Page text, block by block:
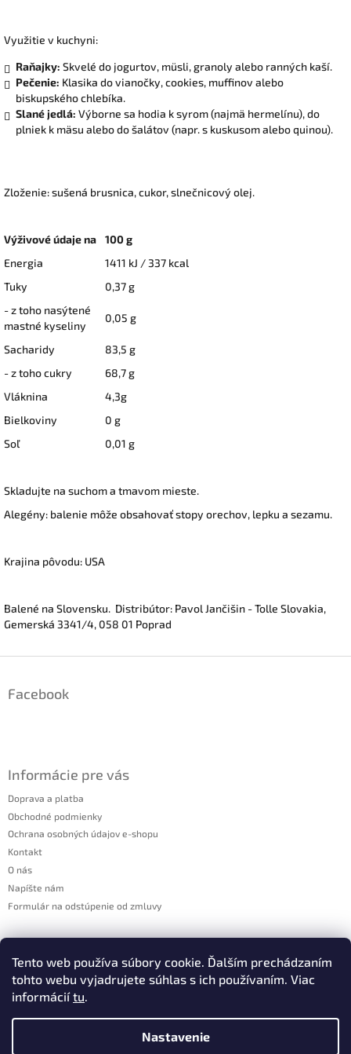
Tento web používa súbory cookie. Ďalším prechádzaním
tohto webu vyjadrujete súhlas s ich používaním. Viac
informáciítu.
Nastavenie
Milí naši zákazníci! 👋 Aj my na chvíľu vypíname počítače a
odchádzame načerpať novú energiu. ☀️ Kedy máme dovolenku: 7. 8.
Využitie v kuchyni:
Raňajky: Skvelé do jogurtov, müsli, granoly alebo ranných kaší.
Pečenie: Klasika do vianočky, cookies, muffinov alebo
biskupského chlebíka.
Slané jedlá: Výborne sa hodia k syrom (najmä hermelínu), do
plniek k mäsu alebo do šalátov (napr. s kuskusom alebo quinou).
Zloženie: sušená brusnica, cukor, slnečnicový olej.
Výživové údaje na
100 g
Energia
1411 kJ / 337 kcal
Tuky
0,37 g
- z toho nasýtené
mastné kyseliny
0,05 g
Sacharidy
83,5 g
- z toho cukry
68,7 g
Vláknina
4,3g
Bielkoviny
0 g
Soľ
0,01 g
Skladujte na suchom a tmavom mieste.
Alegény: balenie môže obsahovať stopy orechov, lepku a sezamu.
Krajina pôvodu: USA
Balené na Slovensku. Distribútor: Pavol Jančišin - Tolle Slovakia,
Gemerská 3341/4, 058 01 Poprad
Facebook
Informácie pre vás
Doprava a platba
Obchodné podmienky
Ochrana osobných údajov e-shopu
Kontakt
O nás
Napíšte nám
Formulár na odstúpenie od zmluvy
Kontakt
info@tatranuts.sk
+421 948 974 239